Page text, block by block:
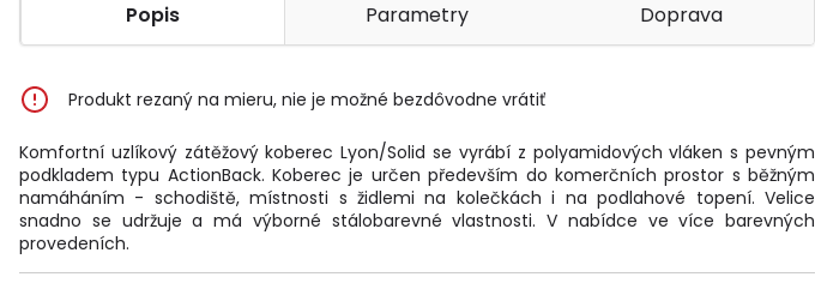
Popis Parametry Doprava
Produkt rezaný na mieru, nie je možné bezdôvodne vrátiť
Komfortní uzlíkový zátěžový koberec Lyon/Solid se vyrábí z polyamidových vláken s pevným
podkladem typu ActionBack. Koberec je určen především do komerčních prostor s běžným
namáháním - schodiště, místnosti s židlemi na kolečkách i na podlahové topení. Velice
snadno se udržuje a má výborné stálobarevné vlastnosti. V nabídce ve více barevných
provedeních.